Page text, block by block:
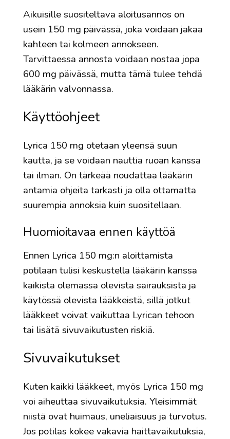
Aikuisille suositeltava aloitusannos on
usein 150 mg päivässä, joka voidaan jakaa
kahteen tai kolmeen annokseen.
Tarvittaessa annosta voidaan nostaa jopa
600 mg päivässä, mutta tämä tulee tehdä
lääkärin valvonnassa.
Käyttöohjeet
Lyrica 150 mg otetaan yleensä suun
kautta, ja se voidaan nauttia ruoan kanssa
tai ilman. On tärkeää noudattaa lääkärin
antamia ohjeita tarkasti ja olla ottamatta
suurempia annoksia kuin suositellaan.
Huomioitavaa ennen käyttöä
Ennen Lyrica 150 mg:n aloittamista
potilaan tulisi keskustella lääkärin kanssa
kaikista olemassa olevista sairauksista ja
käytössä olevista lääkkeistä, sillä jotkut
lääkkeet voivat vaikuttaa Lyrican tehoon
tai lisätä sivuvaikutusten riskiä.
Sivuvaikutukset
Kuten kaikki lääkkeet, myös Lyrica 150 mg
voi aiheuttaa sivuvaikutuksia. Yleisimmät
niistä ovat huimaus, uneliaisuus ja turvotus.
Jos potilas kokee vakavia haittavaikutuksia,